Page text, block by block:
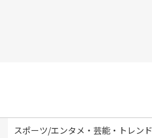
スポーツ/エンタメ・芸能・トレンド